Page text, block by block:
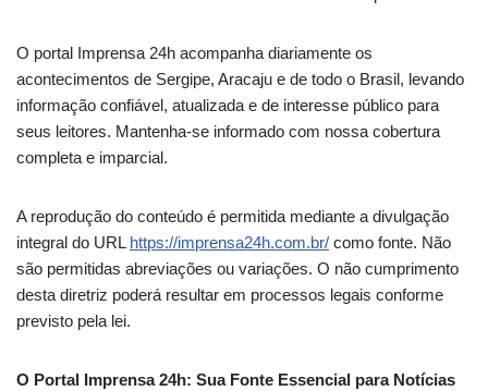
O portal Imprensa 24h acompanha diariamente os
acontecimentos de Sergipe, Aracaju e de todo o Brasil, levando
informação confiável, atualizada e de interesse público para
seus leitores. Mantenha-se informado com nossa cobertura
completa e imparcial.
A reprodução do conteúdo é permitida mediante a divulgação
integral do URL https://imprensa24h.com.br/ como fonte. Não
são permitidas abreviações ou variações. O não cumprimento
desta diretriz poderá resultar em processos legais conforme
previsto pela lei.
O Portal Imprensa 24h: Sua Fonte Essencial para Notícias